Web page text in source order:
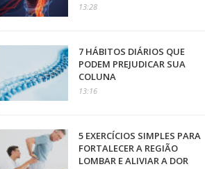
13:28
7 HÁBITOS DIÁRIOS QUE
PODEM PREJUDICAR SUA
COLUNA
13:16
5 EXERCÍCIOS SIMPLES PARA
FORTALECER A REGIÃO
LOMBAR E ALIVIAR A DOR